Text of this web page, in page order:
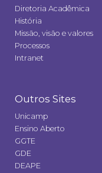
Diretoria Acadêmica
História
Missão, visão e valores
Processos
Intranet
Outros Sites
Unicamp
Ensino Aberto
GGTE
GDE
DEAPE